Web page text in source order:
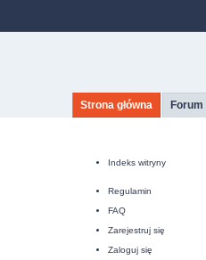
Strona główna Forum
Indeks witryny
Regulamin
FAQ
Zarejestruj się
Zaloguj się